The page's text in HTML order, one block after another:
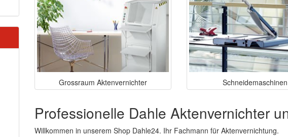
Grossraum Aktenvernichter Schneidemaschinen
Professionelle Dahle Aktenvernichter
Willkommen in unserem Shop Dahle24. Ihr Fachmann für Aktenvernichtung.